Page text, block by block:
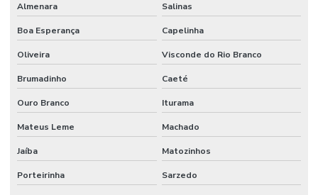
Almenara Salinas
Boa Esperança Capelinha
Oliveira Visconde do Rio Branco
Brumadinho Caeté
Ouro Branco Iturama
Mateus Leme Machado
Jaíba Matozinhos
Porteirinha Sarzedo